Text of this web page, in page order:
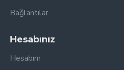
Bağlantılar
Hesabınız
Hesabım